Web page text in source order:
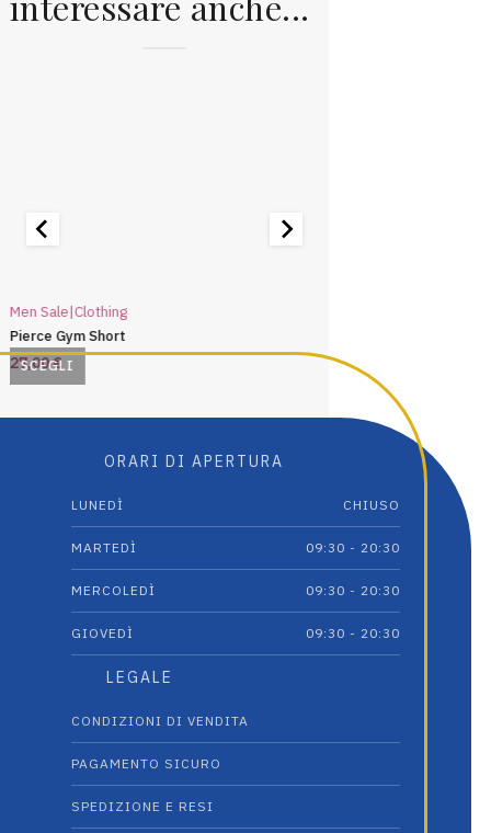
SCEGLI
prodotto
Men Sale|Clothing
Pierce Gym Short
27,00€ SCEGLI
prodotto
opzioni
essere
scelte
nella
pagina
35,00
ORARI DI APERTURA
LUNEDÌ CHIUSO
MARTEDÌ 09:30 - 20:30
MERCOLEDÌ 09:30 - 20:30
GIOVEDÌ 09:30 - 20:30
LEGALE
CONDIZIONI DI VENDITA
PAGAMENTO SICURO
SPEDIZIONE E RESI